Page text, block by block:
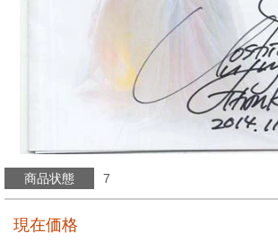
商品状態 7
現在価格